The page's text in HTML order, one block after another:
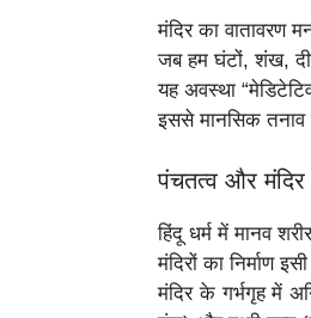
मंदिर का वातावरण
जब हम घंटों, शंख,
यह अवस्था
इससे मानसिक तनाव
पंचतत्व और
हिंदू धर्म में मानव
मंदिरों का निर्माण
मंदिर के गर्भगृह में